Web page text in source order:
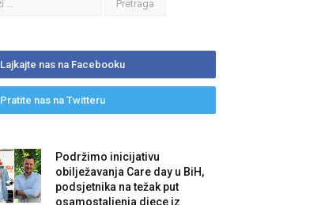
Lajkajte nas na Facebooku
Pratite nas na Twitteru
Podržimo inicijativu
obilježavanja Care day u BiH,
podsjetnika na težak put
osamostaljenja djece iz